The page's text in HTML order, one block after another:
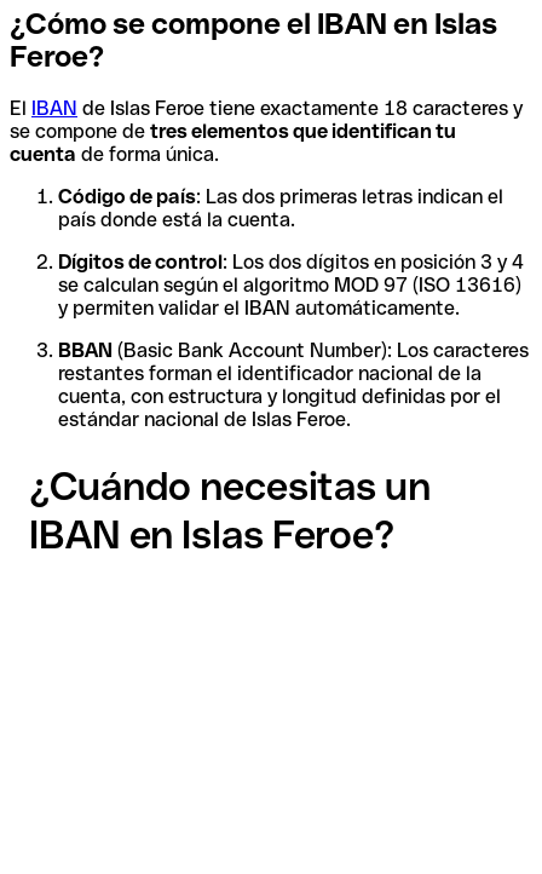
¿Cómo se compone el IBAN en Islas
Feroe?
El IBAN de Islas Feroe tiene exactamente 18 caracteres y
se compone de tres elementos que identifican tu
cuenta de forma única.
Código de país: Las dos primeras letras indican el
país donde está la cuenta.
Dígitos de control: Los dos dígitos en posición 3 y 4
se calculan según el algoritmo MOD 97 (ISO 13616)
y permiten validar el IBAN automáticamente.
BBAN (Basic Bank Account Number): Los caracteres
restantes forman el identificador nacional de la
cuenta, con estructura y longitud definidas por el
estándar nacional de Islas Feroe.
¿Cuándo necesitas un
IBAN en Islas Feroe?